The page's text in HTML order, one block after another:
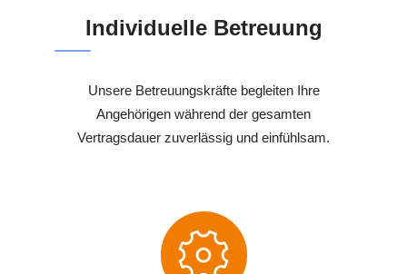
Individuelle Betreuung
Unsere Betreuungskräfte begleiten Ihre
Angehörigen während der gesamten
Vertragsdauer zuverlässig und einfühlsam.